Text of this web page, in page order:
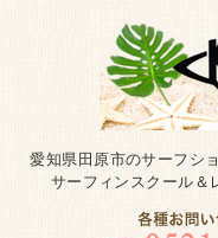
愛知県田原市のサーフシ
サーフィンスクール＆